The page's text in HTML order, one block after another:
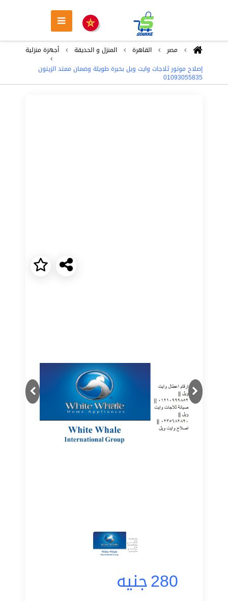
مصر القاهرة المنزل و الحديقة
أجهزة منزلية
إصلاح موتور ثلاجات وايت ويل بخبرة طويلة وضمان ممتد الزيتون
01093055835
Previous
Next
280جنيه